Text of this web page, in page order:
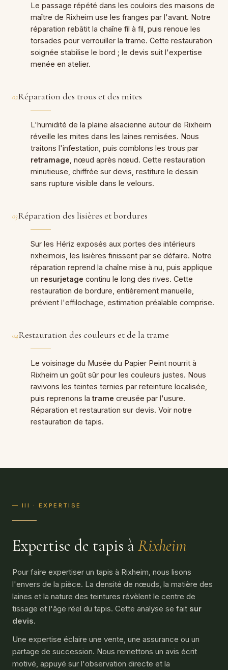
Le passage répété dans les couloirs des maisons de
maître de Rixheim use les franges par l'avant. Notre
réparation rebâtit la chaîne fil à fil, puis renoue les
torsades pour verrouiller la trame. Cette restauration
soignée stabilise le bord ; le devis suit l'expertise
menée en atelier.
02Réparation des trous et des mites
L'humidité de la plaine alsacienne autour de Rixheim
réveille les mites dans les laines remisées. Nous
traitons l'infestation, puis comblons les trous par
retramage , nœud après nœud. Cette restauration
minutieuse, chiffrée sur devis, restiture le dessin
sans rupture visible dans le velours.
03Réparation des lisières et bordures
Sur les Hériz exposés aux portes des intérieurs
rixheimois, les lisières finissent par se défaire. Notre
réparation reprend la chaîne mise à nu, puis applique
un resurjetage continu le long des rives. Cette
restauration de bordure, entièrement manuelle,
prévient l'effilochage, estimation préalable comprise.
04Restauration des couleurs et de la trame
Le voisinage du Musée du Papier Peint nourrit à
Rixheim un goût sûr pour les couleurs justes. Nous
ravivons les teintes ternies par reteinture localisée,
puis reprenons latrame creusée par l'usure.
Réparation et restauration sur devis. Voir notre
restauration de tapis.
— III · EXPERTISE
Expertise de tapis àRixheim
Pour faire expertiser un tapis à Rixheim, nous lisons
l'envers de la pièce. La densité de nœuds, la matière des
laines et la nature des teintures révèlent le centre de
tissage et l'âge réel du tapis. Cette analyse se fait sur
devis.
Une expertise éclaire une vente, une assurance ou un
partage de succession. Nous remettons un avis écrit
motivé, appuyé sur l'observation directe et la